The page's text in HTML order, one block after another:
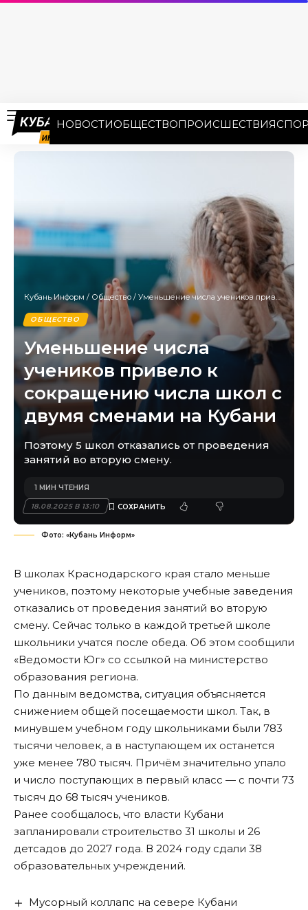
НОВОСТИОБЩЕСТВОПРОИСШЕСТВИЯ
Кубань Информ / Общество / Уменьшение числа учеников привело к сокращению числа школ с двумя сменами на Кубани
ОБЩЕСТВО
Уменьшение числа
учеников привело к
сокращению числа школ с
двумя сменами на Кубани
Поэтому 5 школ отказались от проведения
занятий во вторую смену.
18.08.2025 В 13:10
1 МИН ЧТЕНИЯ
Фото: «Кубань Информ»
В школах Краснодарского края стало меньше
учеников, поэтому некоторые учебные заведения
отказались от проведения занятий во вторую
смену. Сейчас только в каждой третьей школе
школьники учатся после обеда. Об этом сообщили
«Ведомости Юг» со ссылкой на министерство
образования региона.
По данным ведомства, ситуация объясняется
снижением общей посещаемости школ. Так, в
минувшем учебном году школьниками были 783
тысячи человек, а в наступающем их останется
уже менее 780 тысяч. Причём значительно упало
и число поступающих в первый класс — с почти 73
тысяч до 68 тысяч учеников.
Ранее сообщалось, что власти Кубани
запланировали строительство 31 школы и 26
детсадов до 2027 года. В 2024 году сдали 38
образовательных учреждений.
Мусорный коллапс на севере Кубани